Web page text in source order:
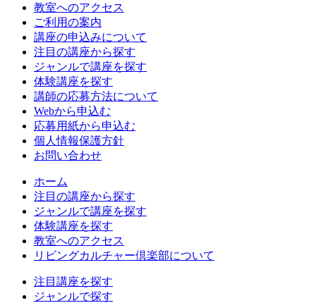
教室へのアクセス
ご利用の案内
講座の申込みについて
注目の講座から探す
ジャンルで講座を探す
体験講座を探す
講師の応募方法について
Webから申込む
応募用紙から申込む
個人情報保護方針
お問い合わせ
ホーム
注目の講座から探す
ジャンルで講座を探す
体験講座を探す
教室へのアクセス
リビングカルチャー倶楽部について
注目講座を探す
ジャンルで探す